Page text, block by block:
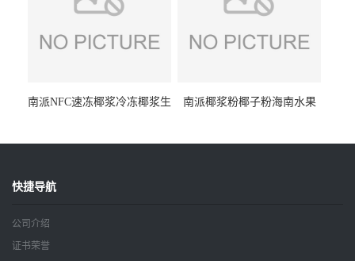
南派NFC速冻椰浆冷冻椰浆生
海南椰汁
南派椰浆粉椰子粉海南水果
快捷导航
公司介绍
证书荣誉